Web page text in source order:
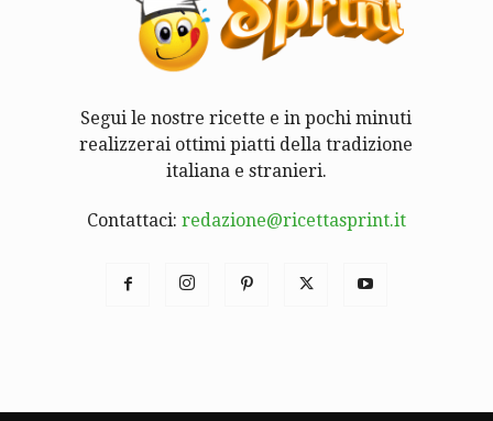
Segui le nostre ricette e in pochi minuti
realizzerai ottimi piatti della tradizione
italiana e stranieri.
Contattaci: redazione@ricettasprint.it